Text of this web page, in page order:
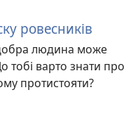
ровесників
людина може
тобі варто знати про
протистояти?